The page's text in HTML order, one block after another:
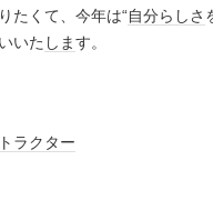
たくて、今年は“自分らしさ
いた します。
ラクター